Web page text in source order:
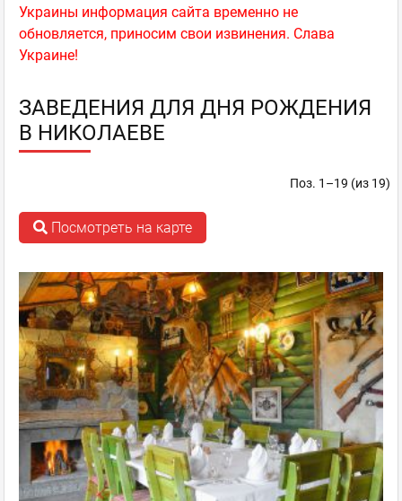
Украины информация сайта временно не
обновляется, приносим свои извинения. Слава
Украине!
ЗАВЕДЕНИЯ ДЛЯ ДНЯ РОЖДЕНИЯ
В НИКОЛАЕВЕ
Поз. 1–19 (из 19)
Посмотреть на карте